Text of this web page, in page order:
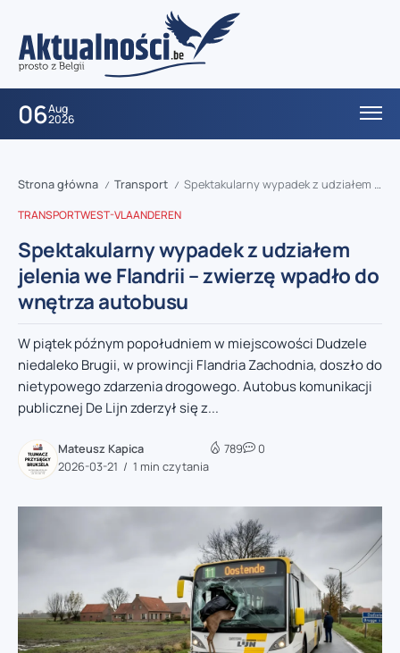
06Aug
2026
Strona główna / Transport / Spektakularny wypadek z udziałem jelenia we Flandrii – zwierzę wpadło do wnętrza autobusu
TRANSPORTWEST-VLAANDEREN
Spektakularny wypadek z udziałem
jelenia we Flandrii – zwierzę wpadło do
wnętrza autobusu
W piątek późnym popołudniem w miejscowości Dudzele
niedaleko Brugii, w prowincji Flandria Zachodnia, doszło do
nietypowego zdarzenia drogowego. Autobus komunikacji
publicznej De Lijn zderzył się z...
Mateusz Kapica
2026-03-21
1 min czytania
789 0